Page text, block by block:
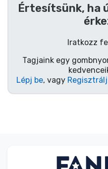
Értesítsünk, ha
Iratkozz
Tagjaink egy
Lépj be, vagy Regisztrálj
Zenés cuccok
Terméktípusok
Márkák